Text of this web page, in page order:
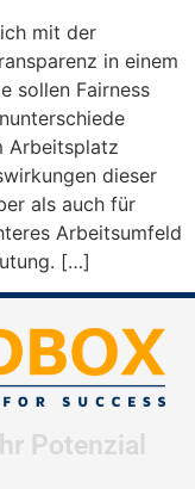
mit der
in einem
sollen Fairness
Arbeitsplatz
dieser
als auch für
Arbeitsumfeld
[…]
Potenzial